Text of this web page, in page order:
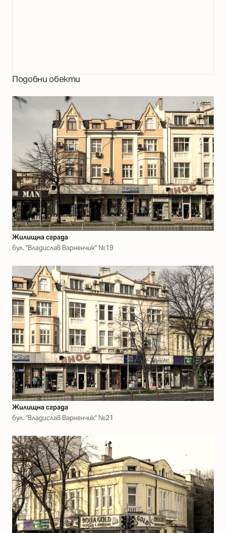
Подобни обекти
Жилищна сграда
бул. "Владислав Варненчик" №19
Жилищна сграда
бул. "Владислав Варненчик" №21